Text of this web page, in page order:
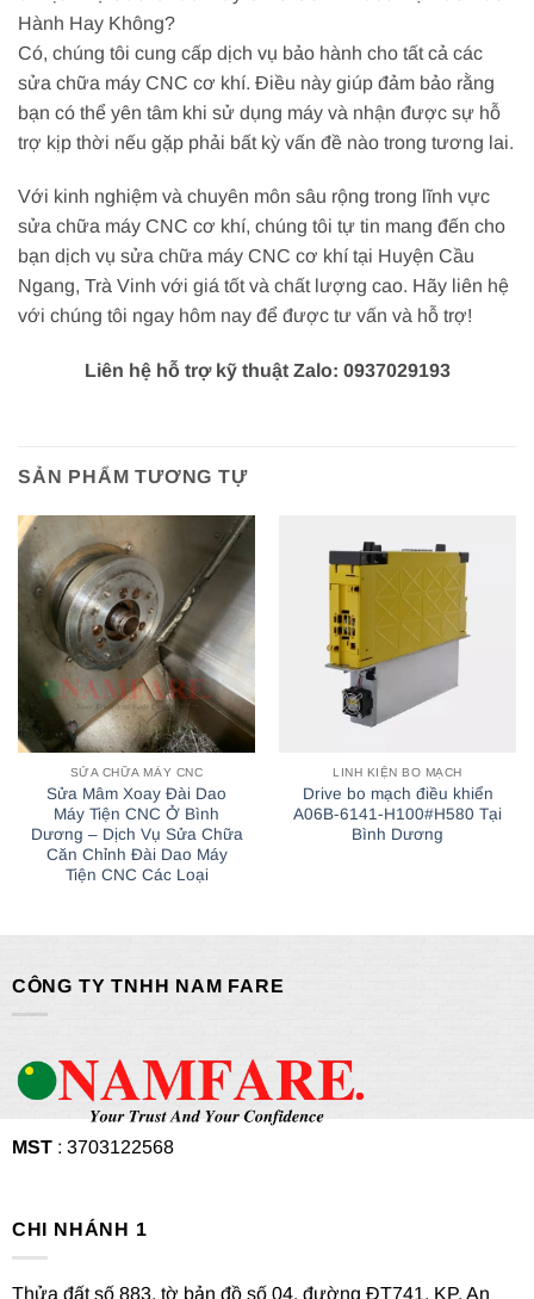
Hành Hay Không?
Có, chúng tôi cung cấp dịch vụ bảo hành cho tất cả các
sửa chữa máy CNC cơ khí. Điều này giúp đảm bảo rằng
bạn có thể yên tâm khi sử dụng máy và nhận được sự hỗ
trợ kịp thời nếu gặp phải bất kỳ vấn đề nào trong tương lai.
Với kinh nghiệm và chuyên môn sâu rộng trong lĩnh vực
sửa chữa máy CNC cơ khí, chúng tôi tự tin mang đến cho
bạn dịch vụ sửa chữa máy CNC cơ khí tại Huyện Cầu
Ngang, Trà Vinh với giá tốt và chất lượng cao. Hãy liên hệ
với chúng tôi ngay hôm nay để được tư vấn và hỗ trợ!
Liên hệ hỗ trợ kỹ thuật Zalo: 0937029193
SẢN PHẨM TƯƠNG TỰ
SỬA CHỮA MÁY CNC
Sửa Mâm Xoay Đài Dao
Máy Tiện CNC Ở Bình
Dương – Dịch Vụ Sửa Chữa
Căn Chỉnh Đài Dao Máy
Tiện CNC Các Loại
LINH KIỆN BO MẠCH
Drive bo mạch điều khiển
A06B-6141-H100#H580 Tại
Bình Dương
CÔNG TY TNHH NAM FARE
MST: 3703122568
CHI NHÁNH 1
Thửa đất số 883, tờ bản đồ số 04, đường ĐT741, KP. An